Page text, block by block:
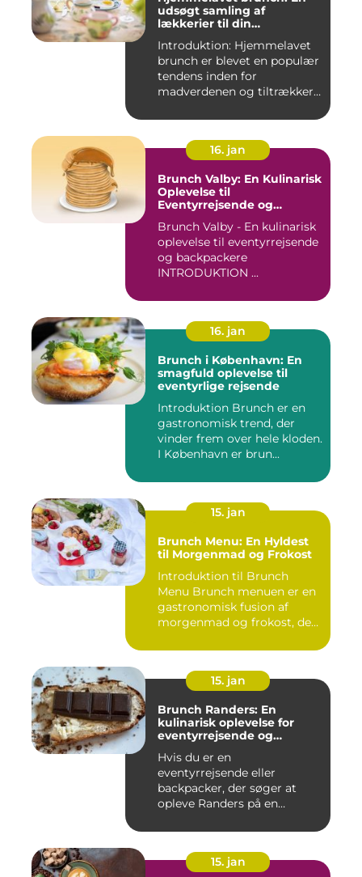
udsøgt samling af
lækkerier til din
Introduktion: Hjemmelavet
brunch er blevet en populær
tendens inden for
madverdenen og tiltrækker
16. jan
Brunch Valby: En Kulinarisk
Oplevelse til
Eventyrrejsende og
Brunch Valby - En kulinarisk
oplevelse til eventyrrejsende
og backpackere
INTRODUKTION ...
16. jan
Brunch i København: En
smagfuld oplevelse til
eventyrlige rejsende
Introduktion Brunch er en
gastronomisk trend, der
vinder frem over hele kloden.
I København er brun...
15. jan
Brunch Menu: En Hyldest
til Morgenmad og Frokost
Introduktion til Brunch
Menu Brunch menuen er en
gastronomisk fusion af
morgenmad og frokost, der
15. jan
Brunch Randers: En
kulinarisk oplevelse for
eventyrrejsende og
Hvis du er en
eventyrrejsende eller
backpacker, der søger at
opleve Randers på en
15. jan